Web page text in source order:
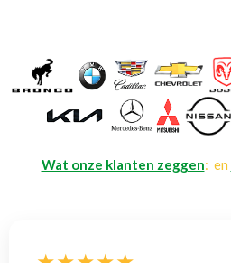
Wat onze klanten zeggen: en